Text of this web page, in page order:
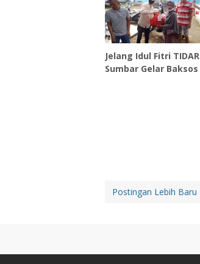
Jelang Idul Fitri TIDAR
Sumbar Gelar Baksos
Postingan Lebih Baru